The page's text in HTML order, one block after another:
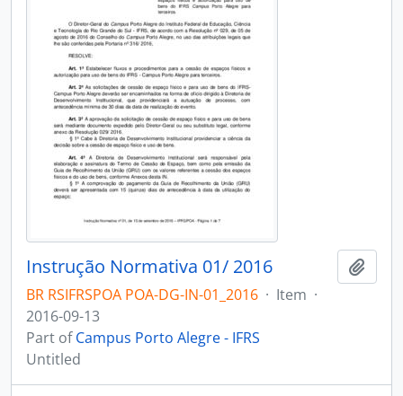
Instrução Normativa 01/ 2016
BR RSIFRSPOA POA-DG-IN-01_2016 · Item ·
2016-09-13
Part ofCampus Porto Alegre - IFRS
Untitled